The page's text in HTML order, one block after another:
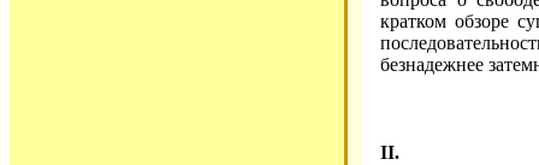
кратком обзоре
безнадежнее
II.